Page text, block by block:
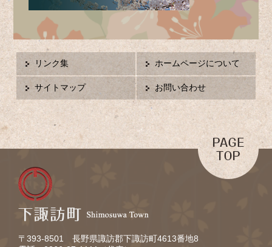
リンク集 ホームページについて
サイトマップ お問い合わせ
〒393-8501 長野県諏訪郡下諏訪町4613番地8